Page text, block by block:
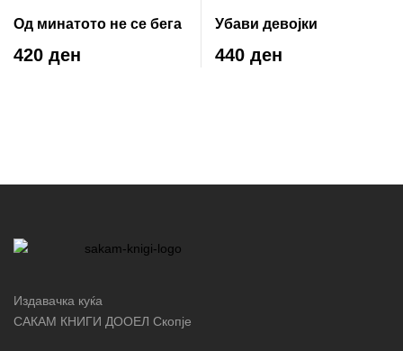
Од минатото не се бега
420 ден
Убави девојки
440 ден
Издавачка куќа
САКАМ КНИГИ ДООЕЛ Скопје